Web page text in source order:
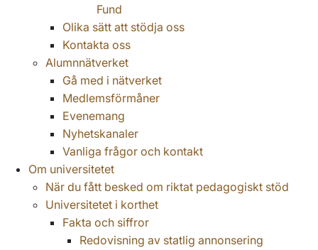
Fund
Olika sätt att stödja oss
Kontakta oss
Alumnnätverket
Gå med i nätverket
Medlemsförmåner
Evenemang
Nyhetskanaler
Vanliga frågor och kontakt
Om universitetet
När du fått besked om riktat pedagogiskt stöd
Universitetet i korthet
Fakta och siffror
Redovisning av statlig annonsering